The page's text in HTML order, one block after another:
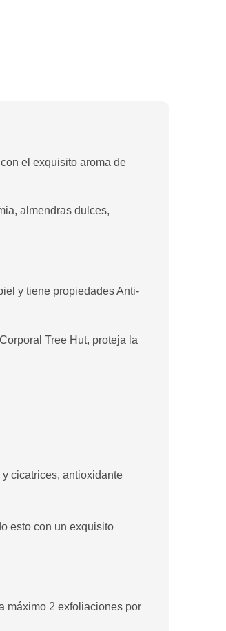
el exquisito aroma de
almendras dulces,
y tiene propiedades Anti-
Tree Hut, proteja la
cicatrices, antioxidante
esto con un exquisito
máximo 2 exfoliaciones por